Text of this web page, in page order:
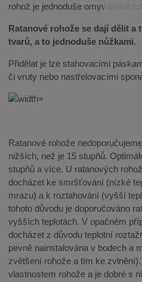
rohož je jednoduše omyvatelná
Ratanové rohože se dají dělit a
tvarů, a to jednoduše nůžkami.
Přidělat je lze stahovacími
či vruty nebo nastřelovacími
Ratanové rohože
nižších, než je 15 stupňů.
stupňů a více. U ratanových
docházet ke smršťování (nízké
mrazu) a k roztahování (vyšší
tohoto důvodu je doporučováno
vyšších teplotách. V opačném
docházet z důvodu teplotní
pevně nainstalována v bodech a
zvětšení rohože a tím ke
vlastnostem rohože a je dobré s